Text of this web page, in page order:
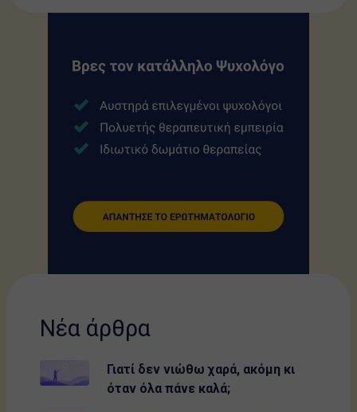
Νέα άρθρα
Γιατί δεν νιώθω χαρά, ακόμη κι
όταν όλα πάνε καλά;